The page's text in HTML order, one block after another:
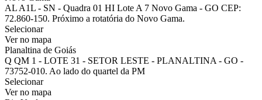
AL A1L - SN - Quadra 01 HI Lote A 7 Novo Gama - GO CEP:
72.860-150. Próximo a rotatória do Novo Gama.
Selecionar
Ver no mapa
Planaltina de Goiás
Q QM 1 - LOTE 31 - SETOR LESTE - PLANALTINA - GO -
73752-010. Ao lado do quartel da PM
Selecionar
Ver no mapa